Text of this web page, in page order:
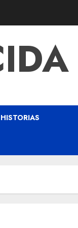
HISTORIAS